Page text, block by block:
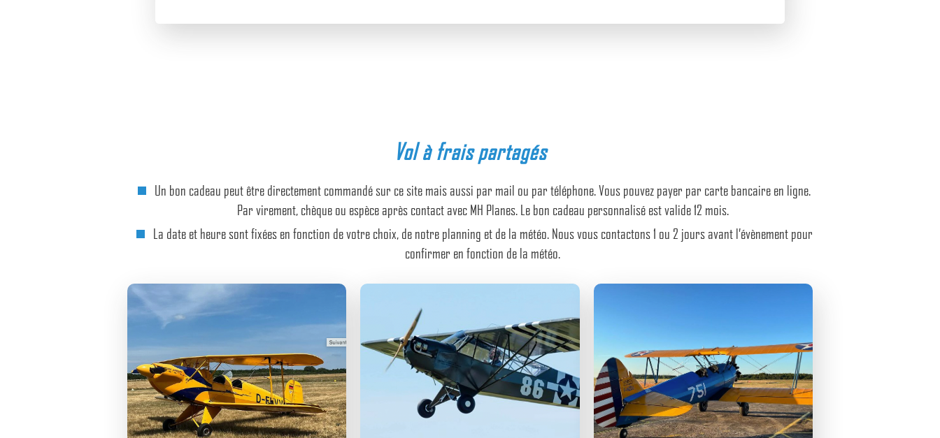
Vol à frais partagés
Un bon cadeau peut être directement commandé sur ce site mais aussi par mail ou par téléphone. Vous pouvez payer par carte bancaire en ligne.
Par virement, chèque ou espèce après contact avec MH Planes. Le bon cadeau personnalisé est valide 12 mois.
La date et heure sont fixées en fonction de votre choix, de notre planning et de la météo. Nous vous contactons 1 ou 2 jours avant l’évènement pour
confirmer en fonction de la météo.